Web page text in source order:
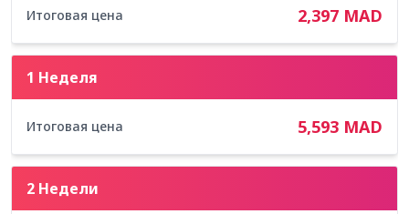
Итоговая цена 2,397 MAD
1 Неделя
Итоговая цена 5,593 MAD
2 Недели